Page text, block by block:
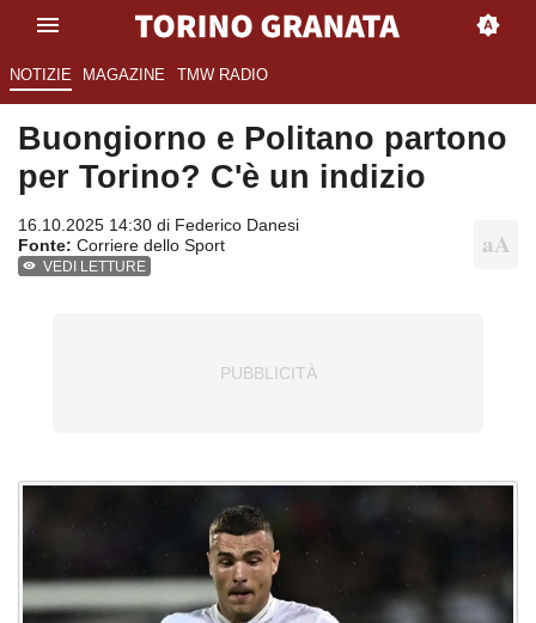
NOTIZIE MAGAZINE TMW RADIO
Buongiorno e Politano partono
per Torino? C'è un indizio
16.10.2025 14:30 di Federico Danesi
Fonte: Corriere dello Sport
VEDI LETTURE